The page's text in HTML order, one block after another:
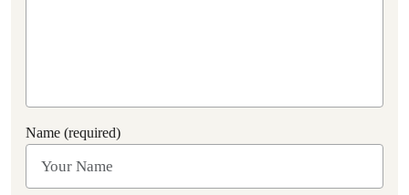
Name (required)